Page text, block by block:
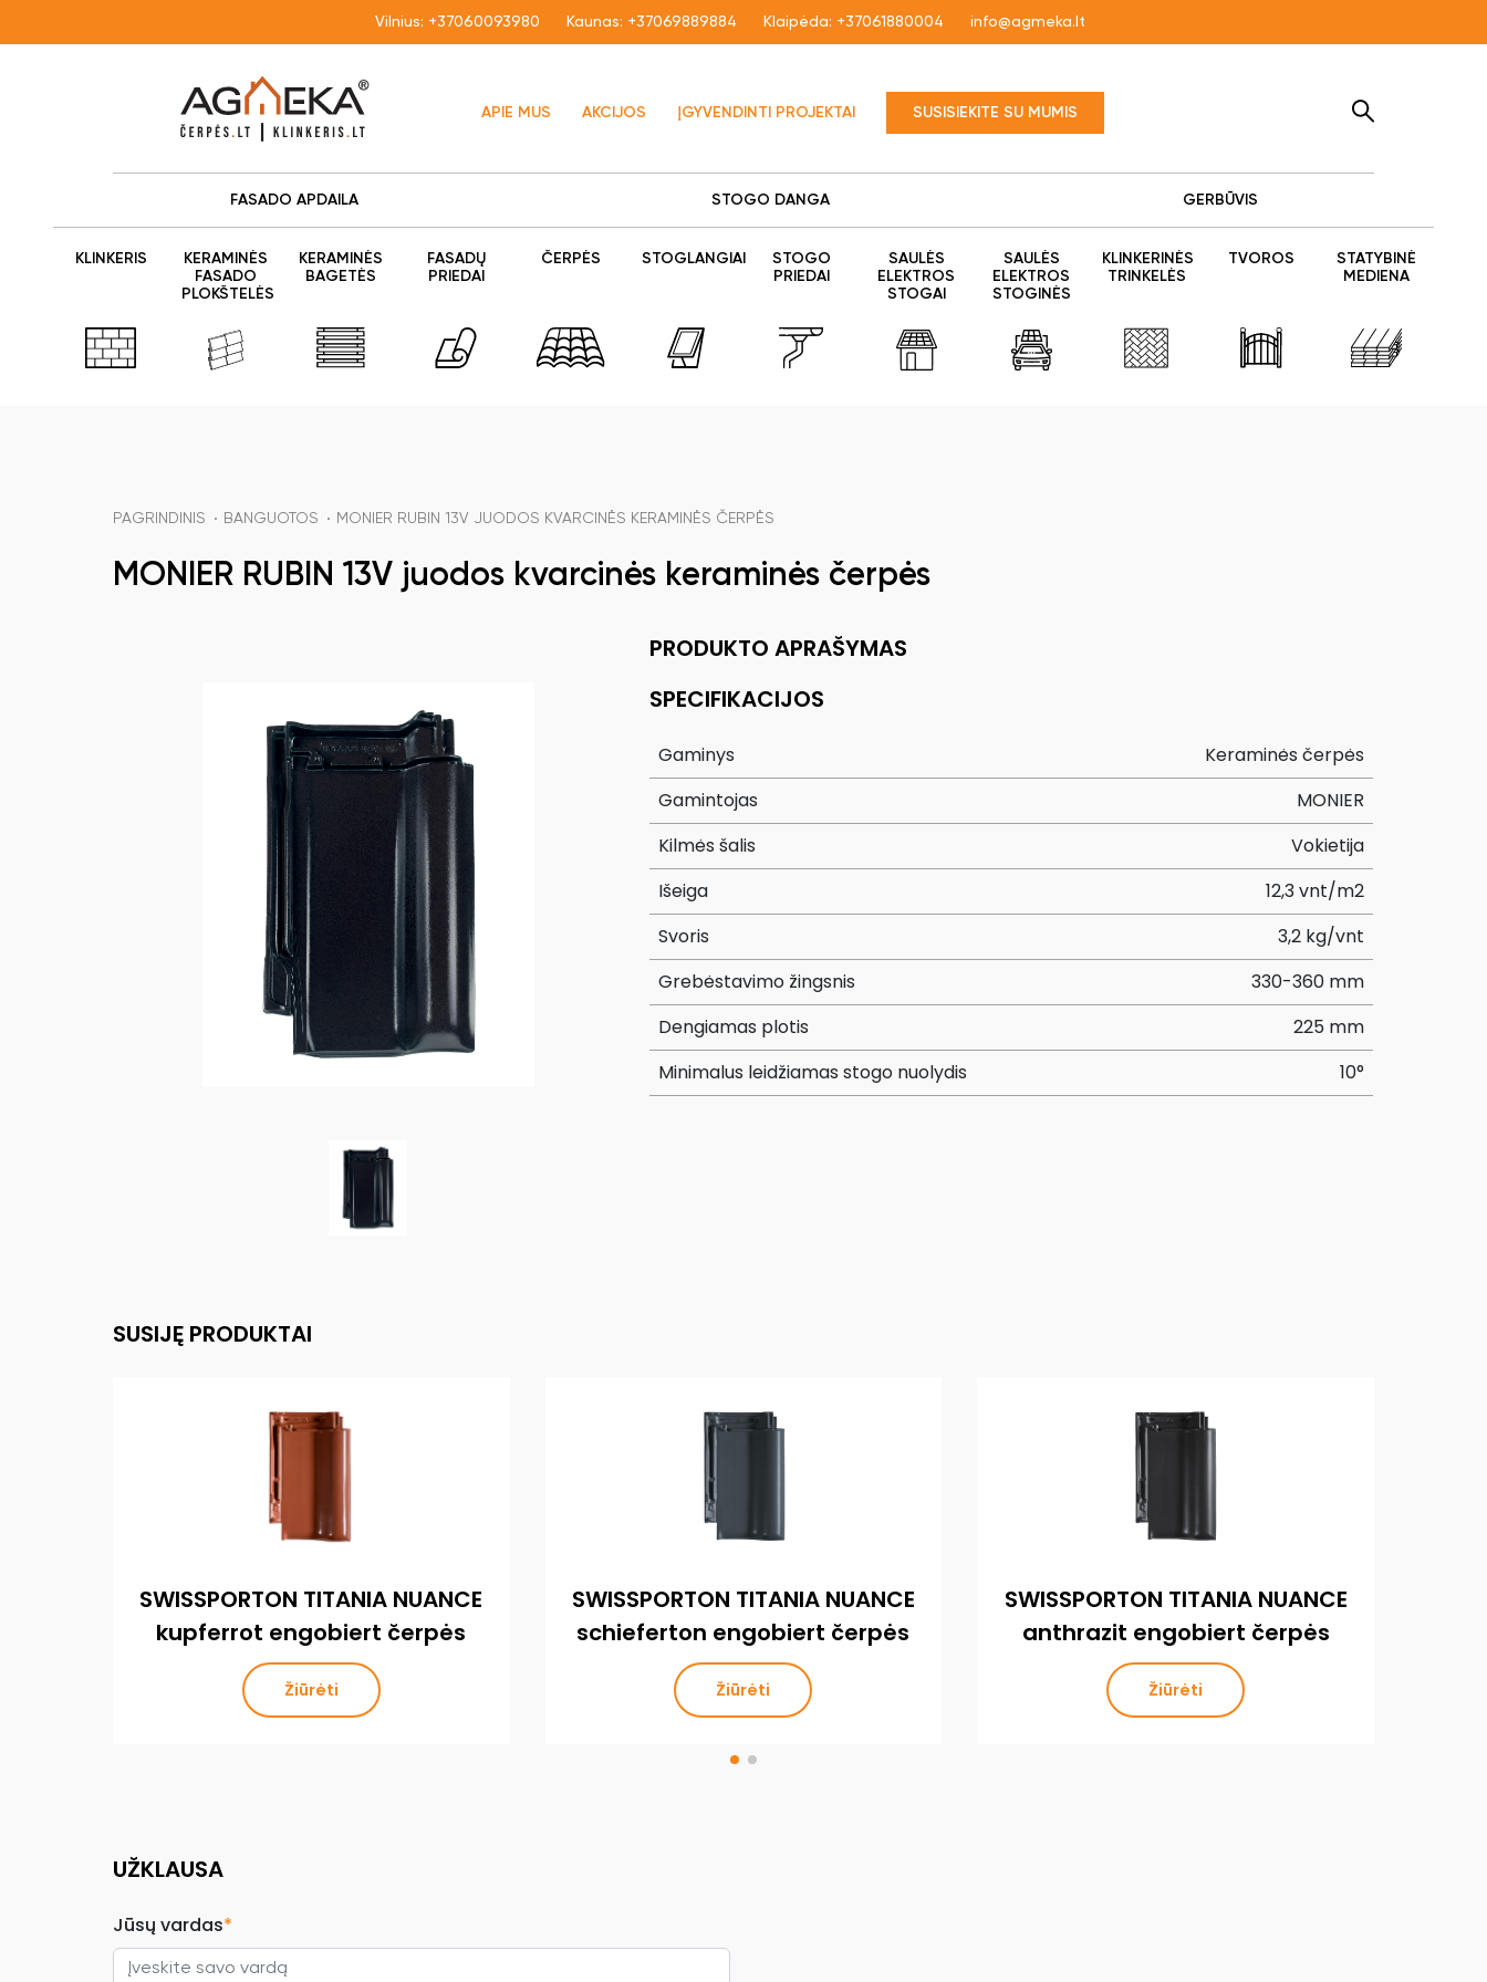
Vilnius: +37060093980 Kaunas: +37069889884 Klaipėda: +37061880004 info@agmeka.lt
APIE MUS AKCIJOS ĮGYVENDINTI PROJEKTAI SUSISIEKITE SU MUMIS
FASADO APDAILA STOGO DANGA GERBŪVIS
KLINKERIS
KERAMINĖS
FASADO
PLOKŠTELĖS
KERAMINĖS
BAGETĖS
FASADŲ
PRIEDAI
ČERPĖS STOGLANGIAI
STOGO
PRIEDAI
SAULĖS
ELEKTROS
STOGAI
SAULĖS
ELEKTROS
STOGINĖS
KLINKERINĖS
TRINKELĖS
TVOROS
STATYBINĖ
MEDIENA
PAGRINDINIS BANGUOTOS MONIER RUBIN 13V JUODOS KVARCINĖS KERAMINĖS ČERPĖS
MONIER RUBIN 13V juodos kvarcinės keraminės čerpės
PRODUKTO APRAŠYMAS
SPECIFIKACIJOS
Gaminys
Keraminės čerpės
Gamintojas
MONIER
Kilmės šalis
Vokietija
Išeiga
12,3 vnt/m2
Svoris
3,2 kg/vnt
Grebėstavimo žingsnis
330-360 mm
Dengiamas plotis
225 mm
Minimalus leidžiamas stogo nuolydis
10°
SUSIJĘ PRODUKTAI
SWISSPORTON TITANIA NUANCE
kupferrot engobiert čerpės
Žiūrėti
SWISSPORTON TITANIA NUANCE
schieferton engobiert čerpės
Žiūrėti
SWISSPORTON TITANIA NUANCE
anthrazit engobiert čerpės
Žiūrėti
UŽKLAUSA
Jūsų vardas*